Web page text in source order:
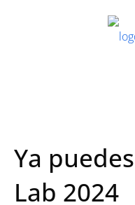
Ya
Lab 2024